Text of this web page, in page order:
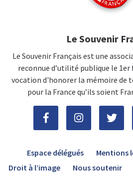
Le Souvenir
Le Souvenir Français est une
reconnue d’utilité publique le 1er
vocation d'honorer la mémoire de
pour la France qu’ils soient
Espace délégués Mentions
Droit à l’image
Nous soutenir